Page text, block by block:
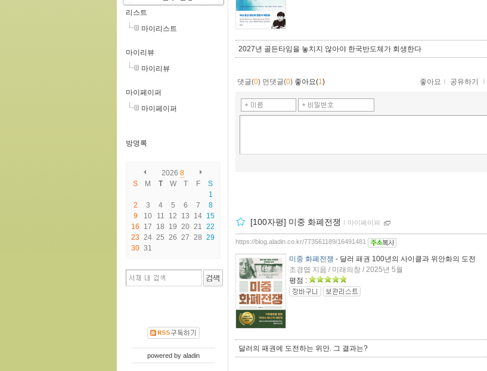
리스트
마이리스트
마이리뷰
마이리뷰
마이페이퍼
마이페이퍼
방명록
2026 8
S
M T W T F
S
1
2
3 4 5 6 7
8
9
10 11 12 13 14 15
16
17 18 19 20 21 22
23 24 25 26 27 28 29
30 31
powered by aladin
2027년 골든타임을 놓치지 않아야 한국반도체가 회생한다
댓글(0) 먼댓글(0) 좋아요(1) 좋아요 ｌ 공유하기 ｌ
[100자평] 미중 화폐전쟁 ｌ 마이페이퍼
https://blog.aladin.co.kr/773561189/16491481
미중 화폐전쟁 - 달러 패권 100년의 사이클과 위안화의 도전
조경엽 지음 / 미래의창 / 2025년 5월
평점 :
달러의 패권에 도전하는 위안. 그 결과는?